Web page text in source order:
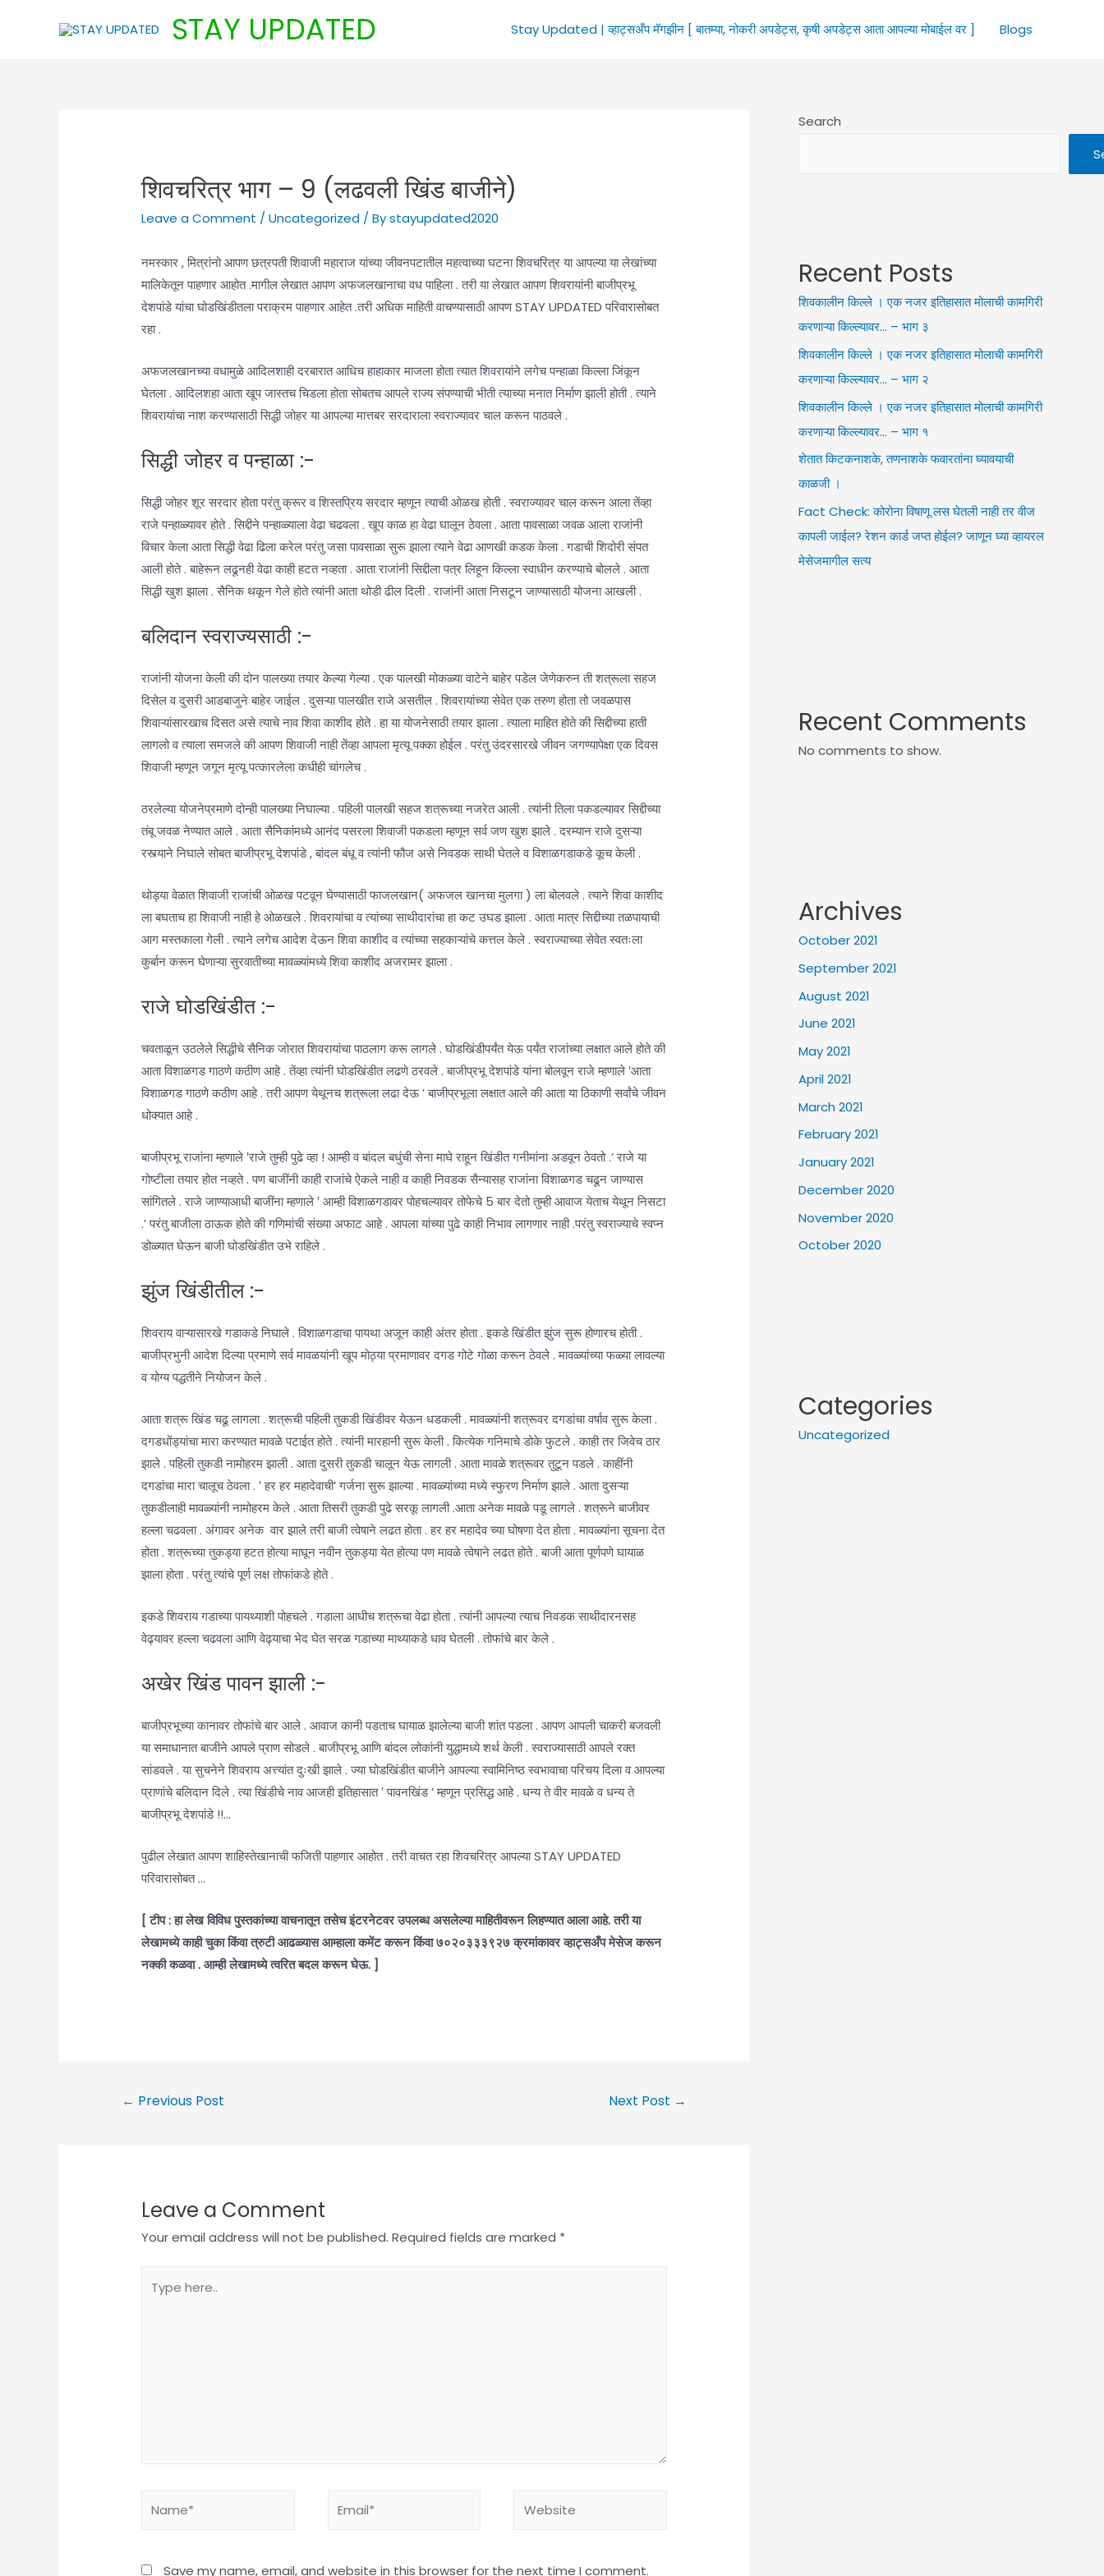
STAY UPDATED Stay Updated | व्हाट्सअँप मॅगझीन [ बातम्या, नोकरी अपडेट्स, कृषी अपडेट्स आता आपल्या मोबाईल वर ] Blogs
शिवचरित्र भाग – 9 (लढवली खिंड बाजीने)
Leave a Comment /Uncategorized / Bystayupdated2020
नमस्कार , मित्रांनो आपण छत्रपती शिवाजी महाराज यांच्या जीवनपटातील महत्वाच्या घटना शिवचरित्र या आपल्या या लेखांच्या
मालिकेतून पाहणार आहोत .मागील लेखात आपण अफजलखानाचा वध पाहिला . तरी या लेखात आपण शिवरायांनी बाजीप्रभू
देशपांडे यांचा घोडखिंडीतला पराक्रम पाहणार आहेत .तरी अधिक माहिती वाचण्यासाठी आपण STAY UPDATED परिवारासोबत
रहा .
अफजलखानच्या वधामुळे आदिलशाही दरबारात आधिच हाहाकार माजला होता त्यात शिवरायांने लगेच पन्हाळा किल्ला जिंकून
घेतला . आदिलशहा आता खूप जास्तच चिडला होता सोबतच आपले राज्य संपण्याची भीती त्याच्या मनात निर्माण झाली होती . त्याने
शिवरायांचा नाश करण्यासाठी सिद्धी जोहर या आपल्या मात्तबर सरदाराला स्वराज्यावर चाल करून पाठवले .
सिद्धी जोहर व पन्हाळा :-
सिद्धी जोहर शूर सरदार होता परंतु क्रूर व शिस्तप्रिय सरदार म्हणून त्याची ओळख होती . स्वराज्यावर चाल करून आला तेंव्हा
राजे पन्हाळ्यावर होते . सिद्दीने पन्हाळ्याला वेढा चढवला . खूप काळ हा वेढा घालून ठेवला . आता पावसाळा जवळ आला राजांनी
विचार केला आता सिद्धी वेढा ढिला करेल परंतु जसा पावसाळा सुरू झाला त्याने वेढा आणखी कडक केला . गडाची शिदोरी संपत
आली होते . बाहेरून लढूनही वेढा काही हटत नव्हता . आता राजांनी सिद्दीला पत्र लिहून किल्ला स्वाधीन करण्याचे बोलले . आता
सिद्धी खुश झाला . सैनिक थकून गेले होते त्यांनी आता थोडी ढील दिली . राजांनी आता निसटून जाण्यासाठी योजना आखली .
बलिदान स्वराज्यसाठी :-
राजांनी योजना केली की दोन पालख्या तयार केल्या गेल्या . एक पालखी मोकळ्या वाटेने बाहेर पडेल जेणेकरुन ती शत्रूला सहज
दिसेल व दुसरी आडबाजुने बाहेर जाईल . दुसऱ्या पालखीत राजे असतील . शिवरायांच्या सेवेत एक तरुण होता तो जवळपास
शिवाऱ्यांसारखाच दिसत असे त्याचे नाव शिवा काशीद होते . हा या योजनेसाठी तयार झाला . त्याला माहित होते की सिद्दीच्या हाती
लागलो व त्याला समजले की आपण शिवाजी नाही तेंव्हा आपला मृत्यू पक्का होईल . परंतु उंदरसारखे जीवन जगण्यापेक्षा एक दिवस
शिवाजी म्हणून जगून मृत्यू पत्कारलेला कधीही चांगलेच .
ठरलेल्या योजनेप्रमाणे दोन्ही पालख्या निघाल्या . पहिली पालखी सहज शत्रूच्या नजरेत आली . त्यांनी तिला पकडल्यावर सिद्दीच्या
तंबू जवळ नेण्यात आले . आता सैनिकांमध्ये आनंद पसरला शिवाजी पकडला म्हणून सर्व जण खुश झाले . दरम्यान राजे दुसऱ्या
रस्त्याने निघाले सोबत बाजीप्रभू देशपांडे , बांदल बंधू व त्यांनी फौज असे निवडक साथी घेतले व विशाळगडाकडे कूच केली .
थोड्या वेळात शिवाजी राजांची ओळख पटवून घेण्यासाठी फाजलखान( अफजल खानचा मुलगा ) ला बोलवले . त्याने शिवा काशीद
ला बघताच हा शिवाजी नाही हे ओळखले . शिवरायांचा व त्यांच्या साथीदारांचा हा कट उघड झाला . आता मात्र सिद्दीच्या तळपायाची
आग मस्तकाला गेली . त्याने लगेच आदेश देऊन शिवा काशीद व त्यांच्या सहकाऱ्यांचे कत्तल केले . स्वराज्याच्या सेवेत स्वतःला
कुर्बान करून घेणाऱ्या सुरवातीच्या मावळ्यांमध्ये शिवा काशीद अजरामर झाला .
राजे घोडखिंडीत :-
चवताळून उठलेले सिद्धीचे सैनिक जोरात शिवरायांचा पाठलाग करू लागले . घोडखिंडीपर्यंत येऊ पर्यंत राजांच्या लक्षात आले होते की
आता विशाळगड गाठणे कठीण आहे . तेंव्हा त्यांनी घोडखिंडीत लढणे ठरवले . बाजीप्रभू देशपांडे यांना बोलवून राजे म्हणाले ‛आता
विशाळगड गाठणे कठीण आहे . तरी आपण येथूनच शत्रूला लढा देऊ ’ बाजीप्रभूला लक्षात आले की आता या ठिकाणी सर्वांचे जीवन
धोक्यात आहे .
बाजीप्रभू राजांना म्हणाले ‛राजे तुम्ही पुढे व्हा ! आम्ही व बांदल बधुंची सेना माघे राहून खिंडीत गनीमांना अडवून ठेवतो .’ राजे या
गोष्टीला तयार होत नव्हते . पण बाजींनी काही राजांचे ऐकले नाही व काही निवडक सैन्यासह राजांना विशाळगड चढून जाण्यास
सांगितले . राजे जाण्याआधी बाजींना म्हणाले ‛ आम्ही विशाळगडावर पोहचल्यावर तोफेचे 5 बार देतो तुम्ही आवाज येताच येथून निसटा
.’ परंतु बाजीला ठाऊक होते की गणिमांची संख्या अफाट आहे . आपला यांच्या पुढे काही निभाव लागणार नाही .परंतु स्वराज्याचे स्वप्न
डोळ्यात घेऊन बाजी घोडखिंडीत उभे राहिले .
झुंज खिंडीतील :-
शिवराय वाऱ्यासारखे गडाकडे निघाले . विशाळगडाचा पायथा अजून काही अंतर होता . इकडे खिंडीत झुंज सुरू होणारच होती .
बाजीप्रभुनी आदेश दिल्या प्रमाणे सर्व मावळयांनी खूप मोठ्या प्रमाणावर दगड गोटे गोळा करून ठेवले . मावळ्यांच्या फळ्या लावल्या
व योग्य पद्धतीने नियोजन केले .
आता शत्रू खिंड चढू लागला . शत्रूची पहिली तुकडी खिंडीवर येऊन धडकली . मावळ्यांनी शत्रूवर दगडांचा वर्षाव सुरू केला .
दगडधोंड्यांचा मारा करण्यात मावळे पटाईत होते . त्यांनी मारहानी सुरू केली . कित्येक गनिमाचे डोके फुटले . काही तर जिवेच ठार
झाले . पहिली तुकडी नामोहरम झाली . आता दुसरी तुकडी चालून येऊ लागली . आता मावळे शत्रूवर तुटून पडले . काहींनी
दगडांचा मारा चालूच ठेवला . ‛ हर हर महादेवाची’ गर्जना सुरू झाल्या . मावळ्यांच्या मध्ये स्फुरण निर्माण झाले . आता दुसऱ्या
तुकडीलाही मावळ्यांनी नामोहरम केले . आता तिसरी तुकडी पुढे सरकू लागली .आता अनेक मावळे पडू लागले . शत्रूने बाजीवर
हल्ला चढवला . अंगावर अनेक वार झाले तरी बाजी त्वेषाने लढत होता . हर हर महादेव च्या घोषणा देत होता . मावळ्यांना सूचना देत
होता . शत्रूच्या तुकड्या हटत होत्या माघून नवीन तुकड्या येत होत्या पण मावळे त्वेषाने लढत होते . बाजी आता पूर्णपणे घायाळ
झाला होता . परंतु त्यांचे पूर्ण लक्ष तोफांकडे होते .
इकडे शिवराय गडाच्या पायथ्याशी पोहचले . गडाला आधीच शत्रूचा वेढा होता . त्यांनी आपल्या त्याच निवडक साथीदारनसह
वेढ्यावर हल्ला चढवला आणि वेढ्याचा भेद घेत सरळ गडाच्या माथ्याकडे धाव घेतली . तोफांचे बार केले .
अखेर खिंड पावन झाली :-
बाजीप्रभूच्या कानावर तोफांचे बार आले . आवाज कानी पडताच घायाळ झालेल्या बाजी शांत पडला . आपण आपली चाकरी बजवली
या समाधानात बाजीने आपले प्राण सोडले . बाजीप्रभू आणि बांदल लोकांनी युद्धामध्ये शर्थ केली . स्वराज्यासाठी आपले रक्त
सांडवले . या सुचनेने शिवराय अत्त्यांत दुःखी झाले . ज्या घोडखिंडीत बाजीने आपल्या स्वामिनिष्ठ स्वभावाचा परिचय दिला व आपल्या
प्राणांचे बलिदान दिले . त्या खिंडीचे नाव आजही इतिहासात ‛ पावनखिंड ’ म्हणून प्रसिद्ध आहे . धन्य ते वीर मावळे व धन्य ते
बाजीप्रभू देशपांडे !!…
पुढील लेखात आपण शाहिस्तेखानाची फजिती पाहणार आहोत . तरी वाचत रहा शिवचरित्र आपल्या STAY UPDATED
परिवारासोबत …
[ टीप : हा लेख विविध पुस्तकांच्या वाचनातून तसेच इंटरनेटवर उपलब्ध असलेल्या माहितीवरून लिहण्यात आला आहे. तरी या
लेखामध्ये काही चुका किंवा त्रुटी आढळ्यास आम्हाला कमेंट करून किंवा ७०२०३३३९२७ क्रमांकावर व्हाट्सअँप मेसेज करून
नक्की कळवा . आम्ही लेखामध्ये त्वरित बदल करून घेऊ. ]
← Previous Post Next Post →
Leave a Comment
Your email address will not be published. Required fields are marked *
here..
Save my name, email, and website in this browser for the next time I comment.
Search
Recent Posts
शिवकालीन किल्ले । एक नजर इतिहासात मोलाची कामगिरी
करणाऱ्या किल्ल्यावर… – भाग ३
शिवकालीन किल्ले । एक नजर इतिहासात मोलाची कामगिरी
करणाऱ्या किल्ल्यावर… – भाग २
शिवकालीन किल्ले । एक नजर इतिहासात मोलाची कामगिरी
करणाऱ्या किल्ल्यावर… – भाग १
शेतात किटकनाशके, तणनाशके फवारतांना घ्यावयाची
काळजी ।
Fact Check: कोरोना विषाणू लस घेतली नाही तर वीज
कापली जाईल? रेशन कार्ड जप्त होईल? जाणून घ्या व्हायरल
मेसेजमागील सत्य
Recent Comments
No comments to show.
Archives
October 2021
September 2021
August 2021
June 2021
May 2021
April 2021
March 2021
February 2021
January 2021
December 2020
November 2020
October 2020
Categories
Uncategorized